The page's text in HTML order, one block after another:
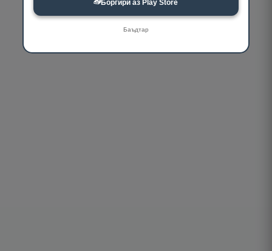
Боргирӣ аз Play Store
Баъдтар